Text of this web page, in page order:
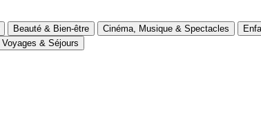
Beauté & Bien-être Cinéma, Musique & Spectacles
Voyages & Séjours